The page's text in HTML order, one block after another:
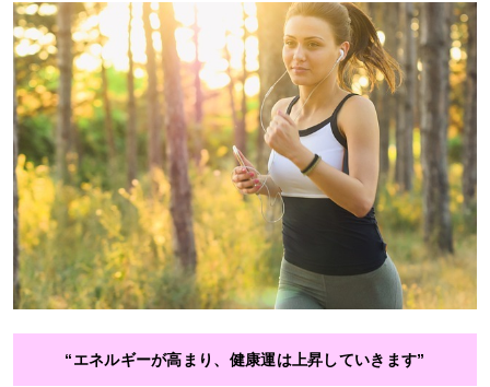
“エネルギーが高まり、健康運は上昇していきます”